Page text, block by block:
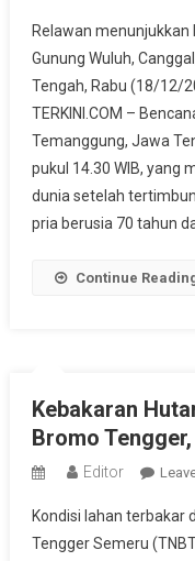
Relawan
Gunung Wuluh,
Tengah, Rabu (18/12/
TERKINI.COM –
Temanggung, Jawa
pukul 14.30 WIB, yang
dunia setelah
pria berusia 70 tahun
Continue
Kebakaran
Bromo
Editor
Kondisi lahan terbakar
Tengger Semeru